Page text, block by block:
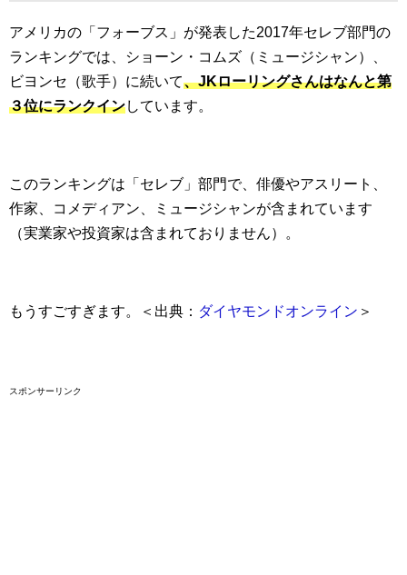
アメリカの「フォーブス」が発表した2017年セレブ部門の
ランキングでは、ショーン・コムズ（ミュージシャン）、
ビヨンセ（歌手）に続いて、JKローリングさんはなんと第
３位にランクインしています。
このランキングは「セレブ」部門で、俳優やアスリート、
作家、コメディアン、ミュージシャンが含まれています
（実業家や投資家は含まれておりません）。
もうすごすぎます。＜出典： ダイヤモンドオンライン ＞
スポンサーリンク